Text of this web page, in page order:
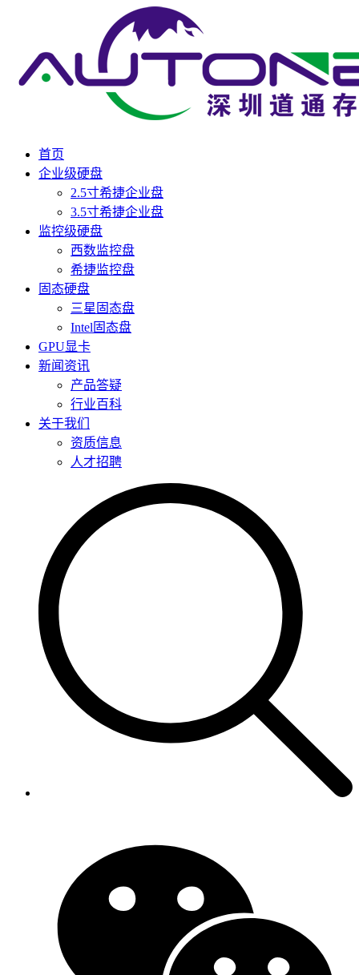
首页
企业级硬盘
2.5寸希捷企业盘
3.5寸希捷企业盘
监控级硬盘
西数监控盘
希捷监控盘
固态硬盘
三星固态盘
Intel固态盘
GPU显卡
新闻资讯
产品答疑
行业百科
关于我们
资质信息
人才招聘